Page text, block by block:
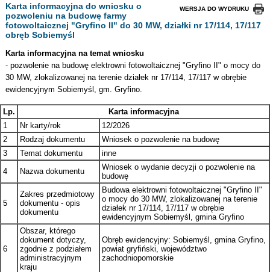
WERSJA DO WYDRUKU
Karta informacyjna do wniosku o
pozwoleniu na budowę farmy
fotowoltaicznej "Gryfino II" do 30 MW, działki nr 17/114, 17/117
obręb Sobiemyśl
Karta informacyjna na temat wniosku
- pozwolenie na budowę elektrowni fotowoltaicznej "Gryfino II" o mocy do
30 MW, zlokalizowanej na terenie działek nr 17/114, 17/117 w obrębie
ewidencyjnym Sobiemyśl, gm. Gryfino.
Lp.
Karta informacyjna
1
Nr karty/rok
12/2026
2
Rodzaj dokumentu
Wniosek o pozwolenie na budowę
3
Temat dokumentu
inne
4
Nazwa dokumentu
Wniosek o wydanie decyzji o pozwolenie na
budowę
5
Zakres przedmiotowy
dokumentu - opis
dokumentu
Budowa elektrowni fotowoltaicznej "Gryfino II"
o mocy do 30 MW, zlokalizowanej na terenie
działek nr 17/114, 17/117 w obrębie
ewidencyjnym Sobiemyśl, gmina Gryfino
6
Obszar, którego
dokument dotyczy,
zgodnie z podziałem
administracyjnym
kraju
Obręb ewidencyjny: Sobiemyśl, gmina Gryfino,
powiat gryfiński, województwo
zachodniopomorskie